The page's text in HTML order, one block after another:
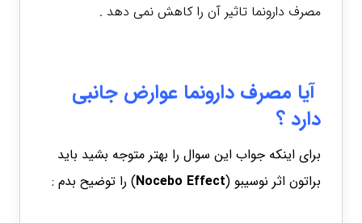
مصرف دارونما تاثیر آن را کاهش نمی دهد .
آیا مصرف دارونما عوارض جانبی
دارد ؟
برای اینکه جواب این سوال را بهتر متوجه بشید باید
براتون اثر نوسیبو (Nocebo Effect) را توضیح بدم :